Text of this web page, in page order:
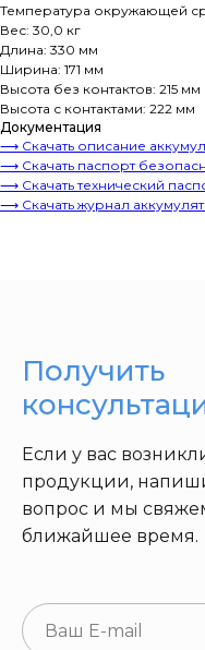
Температура окружающей
Вес: 30,0 кг
Длина: 330 мм
Ширина: 171 мм
Высота без контактов: 215 мм
Высота с контактами: 222 мм
Документация
⟶ Скачать описание
⟶ Скачать паспорт
⟶ Скачать технический
⟶ Скачать журнал
Если у вас
продукции,
вопрос и мы
ближайшее время.
Получить